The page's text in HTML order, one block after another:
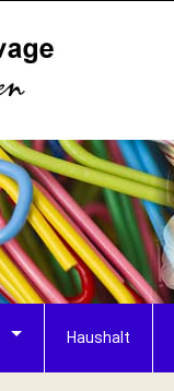
Haushalt